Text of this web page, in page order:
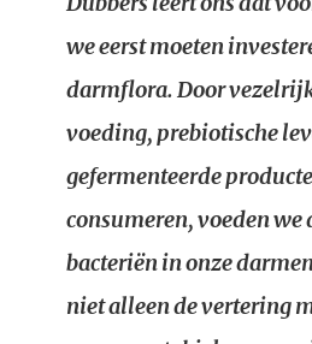
we eerst moeten
darmflora. Door
voeding, prebiotische
gefermenteerde
consumeren, voeden we
bacteriën in onze
niet alleen de vertering